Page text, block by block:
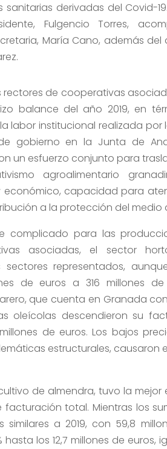
derivadas del Covid-
Fulgencio Torres,
María Cano, además del
de cooperativas
balance del año 2019, en
labor institucional realizada por
gobierno en la Junta de
un esfuerzo conjunto para
agroalimentario
capacidad para
a la protección del medio
complicado para las
asociadas, el sector
representados,
de euros a 316 millones de
que cuenta en Granada
oleícolas descendieron su
de euros. Los bajos
estructurales, causaron
de almendra, tuvo la mejor
facturación total. Mientras los
a 2019, con 59,8
los 12,7 millones de euros,